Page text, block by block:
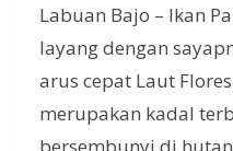
Labuan Bajo – Ikan
layang dengan
arus cepat Laut
merupakan kadal
bersembunyi di